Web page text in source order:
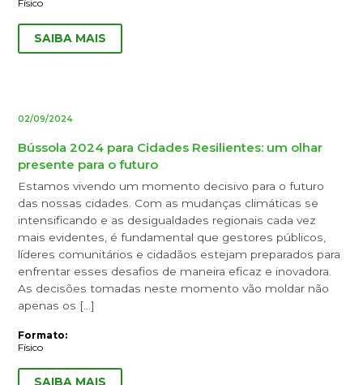
Físico
SAIBA MAIS
02/09/2024
Bússola 2024 para Cidades Resilientes: um olhar
presente para o futuro
Estamos vivendo um momento decisivo para o futuro
das nossas cidades. Com as mudanças climáticas se
intensificando e as desigualdades regionais cada vez
mais evidentes, é fundamental que gestores públicos,
líderes comunitários e cidadãos estejam preparados para
enfrentar esses desafios de maneira eficaz e inovadora.
As decisões tomadas neste momento vão moldar não
apenas os […]
Formato:
Físico
SAIBA MAIS